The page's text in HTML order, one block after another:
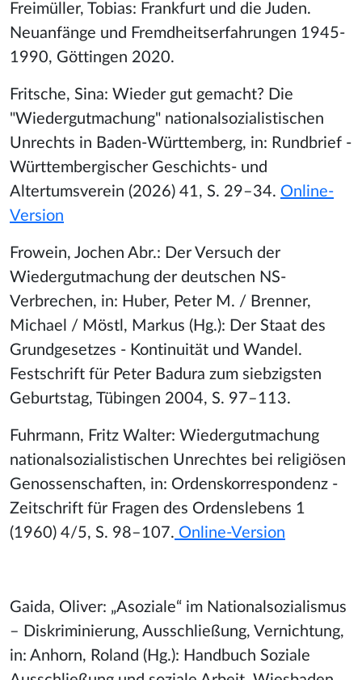
Freimüller, Tobias: Frankfurt und die Juden.
Neuanfänge und Fremdheitserfahrungen 1945-
1990, Göttingen 2020.
Fritsche, Sina: Wieder gut gemacht? Die
"Wiedergutmachung" nationalsozialistischen
Unrechts in Baden-Württemberg, in: Rundbrief -
Württembergischer Geschichts- und
Altertumsverein (2026) 41, S. 29–34. Online-
Version
Frowein, Jochen Abr.: Der Versuch der
Wiedergutmachung der deutschen NS-
Verbrechen, in: Huber, Peter M. / Brenner,
Michael / Möstl, Markus (Hg.): Der Staat des
Grundgesetzes - Kontinuität und Wandel.
Festschrift für Peter Badura zum siebzigsten
Geburtstag, Tübingen 2004, S. 97–113.
Fuhrmann, Fritz Walter: Wiedergutmachung
nationalsozialistischen Unrechtes bei religiösen
Genossenschaften, in: Ordenskorrespondenz -
Zeitschrift für Fragen des Ordenslebens 1
(1960) 4/5, S. 98–107. Online-Version
Gaida, Oliver: „Asoziale“ im Nationalsozialismus
– Diskriminierung, Ausschließung, Vernichtung,
in: Anhorn, Roland (Hg.): Handbuch Soziale